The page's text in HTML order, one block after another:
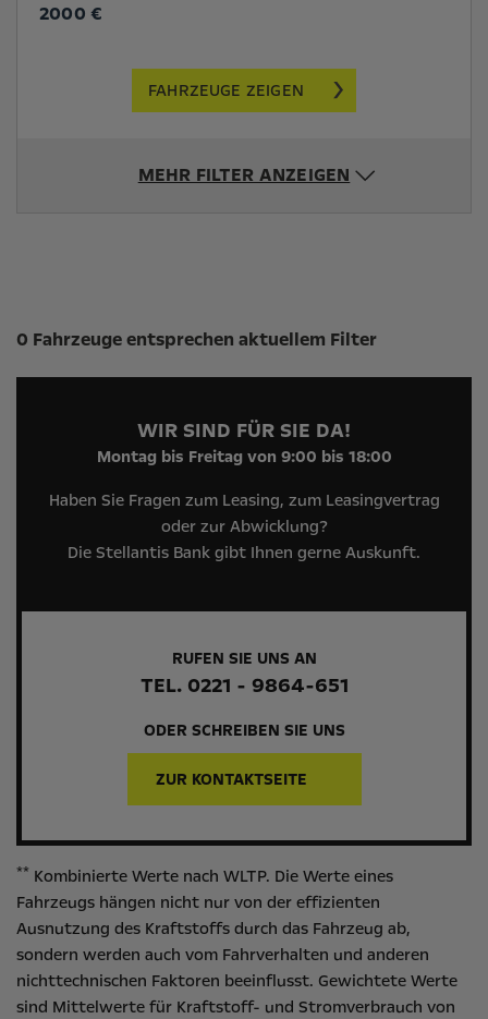
2000 €
FAHRZEUGE ZEIGEN
MEHR FILTER ANZEIGEN
Suchergebnisse
0 Fahrzeuge entsprechen aktuellem Filter
WIR SIND FÜR SIE DA!
Montag bis Freitag von 9:00 bis 18:00
Haben Sie Fragen zum Leasing, zum Leasingvertrag
oder zur Abwicklung?
Die Stellantis Bank gibt Ihnen gerne Auskunft.
RUFEN SIE UNS AN
TEL. 0221 - 9864-651
ODER SCHREIBEN SIE UNS
ZUR KONTAKTSEITE
** Kombinierte Werte nach WLTP. Die Werte eines
Fahrzeugs hängen nicht nur von der effizienten
Ausnutzung des Kraftstoffs durch das Fahrzeug ab,
sondern werden auch vom Fahrverhalten und anderen
nichttechnischen Faktoren beeinflusst. Gewichtete Werte
sind Mittelwerte für Kraftstoff- und Stromverbrauch von